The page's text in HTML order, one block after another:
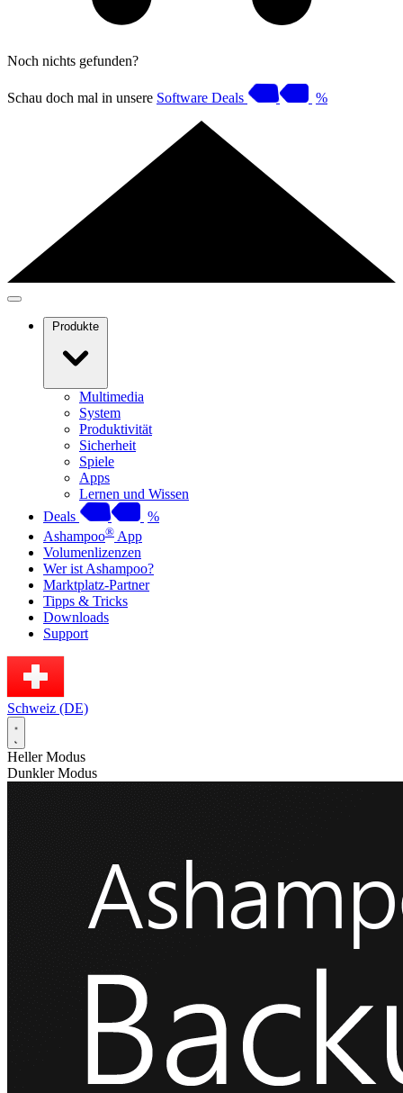
Noch nichts gefunden?
Schau doch mal in unsere Software Deals %
Produkte
Multimedia
System
Produktivität
Sicherheit
Spiele
Apps
Lernen und Wissen
Deals
%
Ashampoo® App
Volumenlizenzen
Wer ist Ashampoo?
Marktplatz-Partner
Tipps & Tricks
Downloads
Support
Schweiz (DE)
Heller Modus
Dunkler Modus